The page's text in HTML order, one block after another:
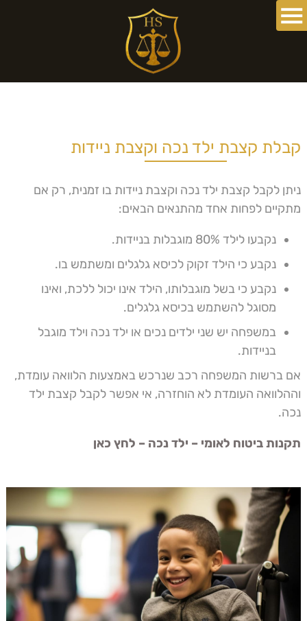
קבלת קצבת ילד נכה וקצבת ניידות
ניתן לקבל קצבת ילד נכה וקצבת ניידות בו זמנית, רק אם
מתקיים לפחות אחד מהתנאים הבאים:
נקבעו לילד 80% מוגבלות בניידות.
נקבע כי הילד זקוק לכיסא גלגלים ומשתמש בו.
נקבע כי בשל מוגבלותו, הילד אינו יכול ללכת, ואינו
מסוגל להשתמש בכיסא גלגלים.
במשפחה יש שני ילדים נכים או ילד נכה וילד מוגבל
בניידות.
אם ברשות המשפחה רכב שנרכש באמצעות הלוואה עומדת,
וההלוואה העומדת לא הוחזרה, אי אפשר לקבל קצבת ילד
נכה.
תקנות ביטוח לאומי – ילד נכה – לחץ כאן